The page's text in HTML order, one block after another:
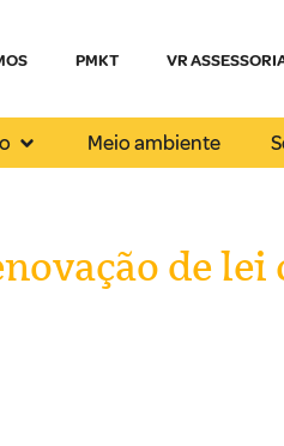
PMKT VR
Meio ambiente
de lei